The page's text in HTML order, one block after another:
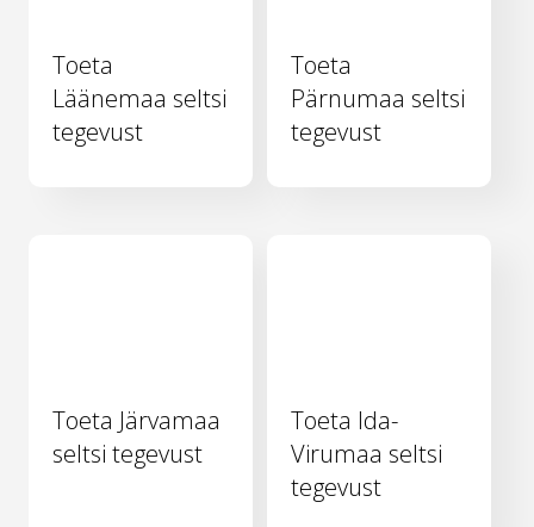
Toeta
Läänemaa seltsi
tegevust
Toeta
Pärnumaa seltsi
tegevust
Toeta Järvamaa
seltsi tegevust
Toeta Ida-
Virumaa seltsi
tegevust